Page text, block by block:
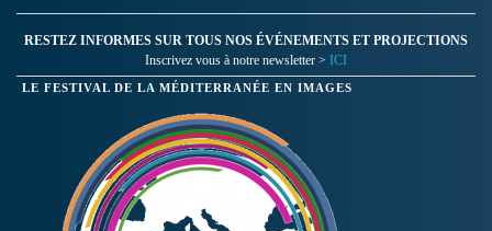
RESTEZ INFORMES SUR TOUS NOS ÉVÉNEMENTS ET PROJECTIONS
Inscrivez vous à notre newsletter > ICI
LE FESTIVAL DE LA MÉDITERRANÉE EN IMAGES